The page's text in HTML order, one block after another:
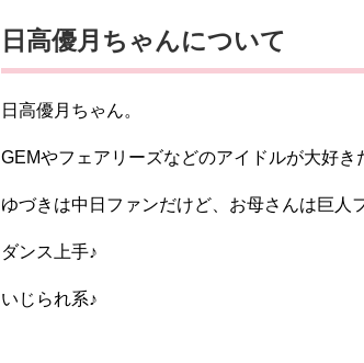
日高優月ちゃんについて
日高優月ちゃん。
GEMやフェアリーズなどのアイドルが大好き
ゆづきは中日ファンだけど、お母さんは巨人
ダンス上手♪
いじられ系♪